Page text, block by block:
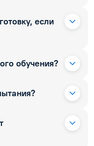
если
обучения?